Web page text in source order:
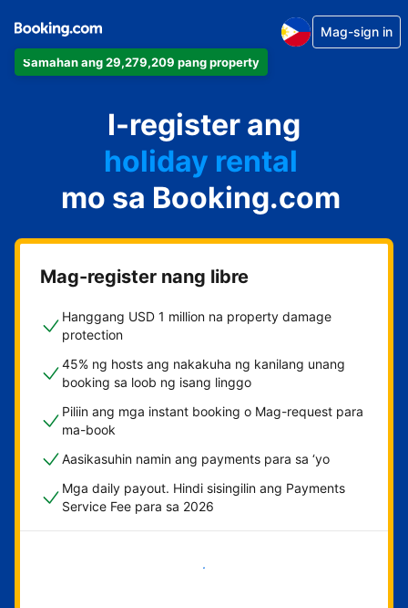
Samahan ang 29,279,209 pang property
Mag-sign in
I-register ang
apartment
hotel
holiday rental
guest house
bed and breakfast
mo sa Booking.com
Mag-register nang libre
Hanggang USD 1 million na property damage
protection
45% ng hosts ang nakakuha ng kanilang unang
booking sa loob ng isang linggo
Piliin ang mga instant booking o Mag-request para
ma-book
Aasikasuhin namin ang payments para sa ‘yo
Mga daily payout. Hindi sisingilin ang Payments
Service Fee para sa 2026
Magsimula na